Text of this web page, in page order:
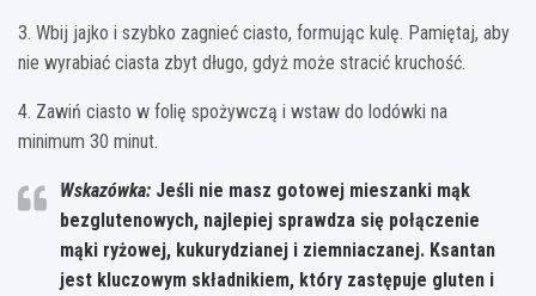
3. Wbij jajko i szybko zagnieć ciasto, formując kulę. Pamiętaj, aby
nie wyrabiać ciasta zbyt długo, gdyż może stracić kruchość.
4. Zawiń ciasto w folię spożywczą i wstaw do lodówki na
minimum 30 minut.
Wskazówka: Jeśli nie masz gotowej mieszanki mąk
bezglutenowych, najlepiej sprawdza się połączenie
mąki ryżowej, kukurydzianej i ziemniaczanej. Ksantan
jest kluczowym składnikiem, który zastępuje gluten i